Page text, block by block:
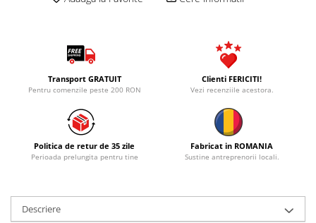
Transport GRATUIT
Pentru comenzile peste 200 RON
Clienti FERICITI!
Vezi recenziile acestora.
Politica de retur de 35 zile
Perioada prelungita pentru tine
Fabricat in ROMANIA
Sustine antreprenorii locali.
Descriere